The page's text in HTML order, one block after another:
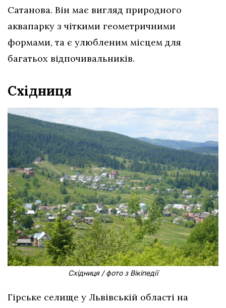
Сатанова. Він має вигляд природного
аквапарку з чіткими геометричними
формами, та є улюбленим місцем для
багатьох відпочивальників.
Східниця
Східниця / фото з Вікіпедії
Гірське селище у Львівській області на